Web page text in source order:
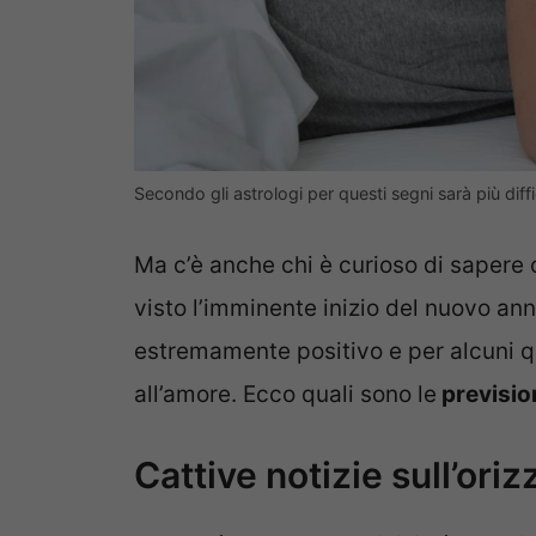
Secondo gli astrologi per questi segni sarà più
Ma c’è anche chi è curioso di
visto l’imminente inizio del nuovo
estremamente positivo e per alcuni
all’amore. Ecco quali sono le
Cattive notizie